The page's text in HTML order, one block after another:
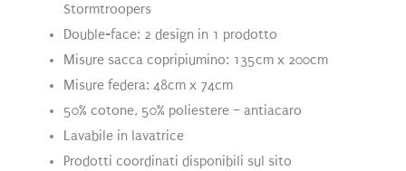
Stormtroopers
Double-face: 2 design in 1 prodotto
Misure sacca copripiumino: 135cm x 200cm
Misure federa: 48cm x 74cm
50% cotone, 50% poliestere – antiacaro
Lavabile in lavatrice
Prodotti coordinati disponibili sul sito